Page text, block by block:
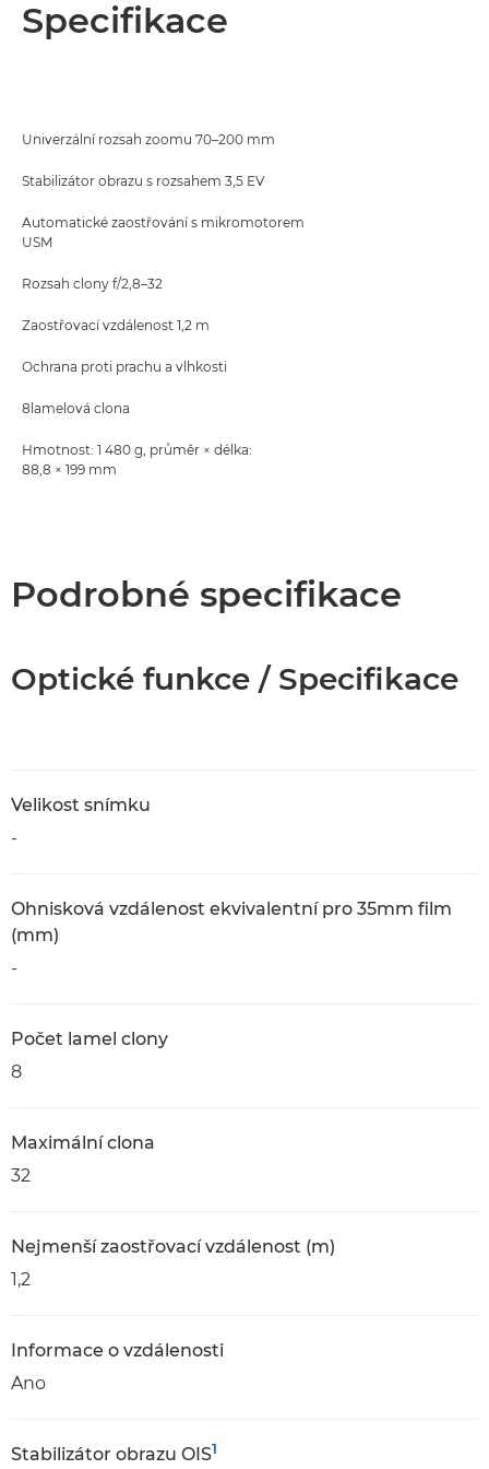
Specifikace
Univerzální rozsah zoomu 70–200 mm
Stabilizátor obrazu s rozsahem 3,5 EV
Automatické zaostřování s mikromotorem
USM
Rozsah clony f/2,8–32
Zaostřovací vzdálenost 1,2 m
Ochrana proti prachu a vlhkosti
8lamelová clona
Hmotnost: 1 480 g, průměr × délka:
88,8 × 199 mm
Podrobné specifikace
Optické funkce / Specifikace
Velikost snímku
-
Ohnisková vzdálenost ekvivalentní pro 35mm film
(mm)
-
Počet lamel clony
8
Maximální clona
32
Nejmenší zaostřovací vzdálenost (m)
1,2
Informace o vzdálenosti
Ano
Stabilizátor obrazu OIS1